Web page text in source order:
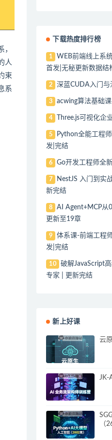
，
人
束
系
下载热度排行榜
1
WEB前端线上系
首发|无秘更新数据结
2 深蓝CUDA入门与
3 acwing算法基础
4 Three.js可视化企
5
Python全能工程
发|完结
6 Go开发工程师全
7
NestJS 入门到实
新完结
8
AI Agent+MCP从
更新至19章
9
体系课-前端工程
发|完结
10
破解JavaScript
专家 | 更新完结
新上好课
云
JK-
（